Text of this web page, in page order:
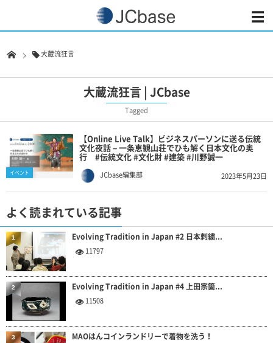
大蔵流狂言
大蔵流狂言 | JCbase
Tagged
イベント
【Online Live Talk】ビジネスパーソンに送る伝統
文化夜話 – 一条恵観山荘でひも解く日本文化の奥
行 #伝統文化 #文化財 #建築 #川野誠一
JCbase編集部 2023年5月23日
よく読まれている記事
Evolving Tradition in Japan #2 日本刺繍...
11797
1
Evolving Tradition in Japan #4 上田宗箇...
11508
2
MAOはんコインランドリーで着物を洗う！
3